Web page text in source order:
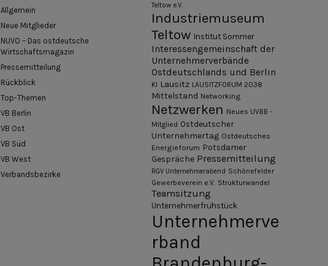
Allgemein
Neue Mitglieder
NUVO – Das ostdeutsche
Wirtschaftsmagazin
Pressemitteilung
Rückblick
Top-Themen
VB Berlin
VB Ost
VB Süd
VB West
Verbandsbezirke
Teltow e.V.
Industriemuseum
Teltow Institut Sommer
Interessengemeinschaft der
Unternehmerverbände
Ostdeutschlands und Berlin
KI Lausitz LAUSITZFORUM 2038
Mittelstand Networking
Netzwerken Neues UVBB -
Mitglied Ostdeutscher
Unternehmertag Ostdeutsches
Energieforum Potsdamer
Gespräche Pressemitteilung
RGV Unternehmerabend Schönefelder
Gewerbeverein e.V. Strukturwandel
Teamsitzung
Unternehmerfrühstück
Unternehmerve
rband